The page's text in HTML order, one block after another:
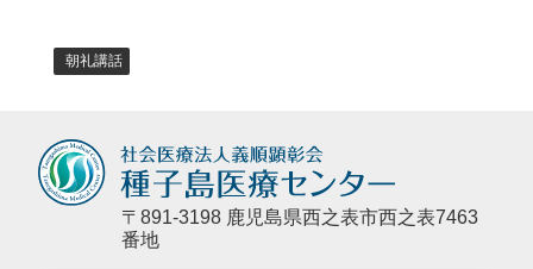
朝礼講話
〒891-3198 鹿児島県西之表市西之表7463
番地